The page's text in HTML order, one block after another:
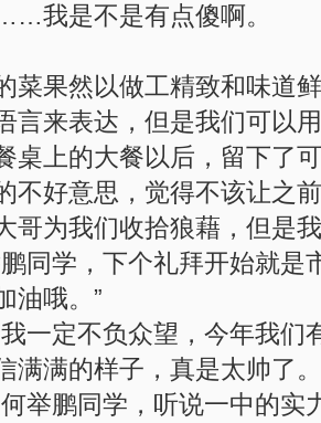
我是不是有点傻啊。
菜果然以做工精致和味道
言来表达，但是我们可以
桌上的大餐以后，留下了
不好意思，觉得不该让之
哥为我们收拾狼藉，但是
同学，下个礼拜开始就
油哦。”
一定不负众望，今年我们
满满的样子，真是太帅了。
举鹏同学，听说一中的实